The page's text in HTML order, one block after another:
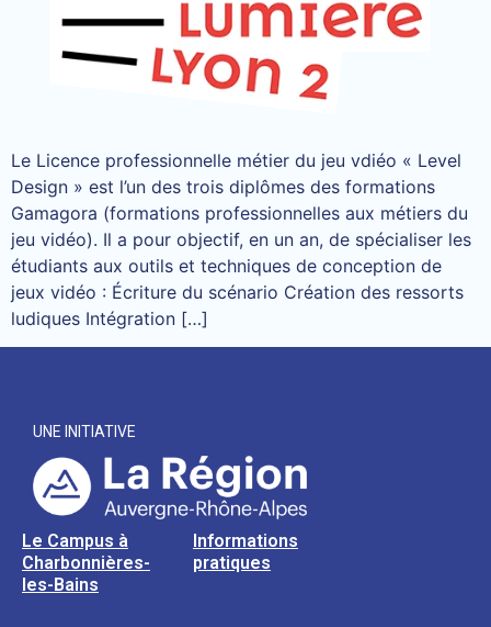
Le Licence professionnelle métier du jeu vdiéo « Level
Design » est l’un des trois diplômes des formations
Gamagora (formations professionnelles aux métiers du
jeu vidéo). Il a pour objectif, en un an, de spécialiser les
étudiants aux outils et techniques de conception de
jeux vidéo : Écriture du scénario Création des ressorts
ludiques Intégration […]
UNE INITIATIVE
Le Campus à
Charbonnières-
les-Bains
Informations
pratiques